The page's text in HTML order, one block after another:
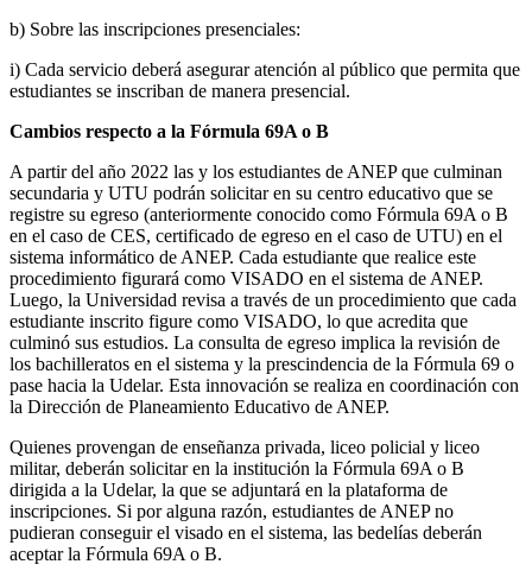
b) Sobre las inscripciones presenciales:
i) Cada servicio deberá asegurar atención al público que permita que
estudiantes se inscriban de manera presencial.
Cambios respecto a la Fórmula 69A o B
A partir del año 2022 las y los estudiantes de ANEP que culminan
secundaria y UTU podrán solicitar en su centro educativo que se
registre su egreso (anteriormente conocido como Fórmula 69A o B
en el caso de CES, certificado de egreso en el caso de UTU) en el
sistema informático de ANEP. Cada estudiante que realice este
procedimiento figurará como VISADO en el sistema de ANEP.
Luego, la Universidad revisa a través de un procedimiento que cada
estudiante inscrito figure como VISADO, lo que acredita que
culminó sus estudios. La consulta de egreso implica la revisión de
los bachilleratos en el sistema y la prescindencia de la Fórmula 69 o
pase hacia la Udelar. Esta innovación se realiza en coordinación con
la Dirección de Planeamiento Educativo de ANEP.
Quienes provengan de enseñanza privada, liceo policial y liceo
militar, deberán solicitar en la institución la Fórmula 69A o B
dirigida a la Udelar, la que se adjuntará en la plataforma de
inscripciones. Si por alguna razón, estudiantes de ANEP no
pudieran conseguir el visado en el sistema, las bedelías deberán
aceptar la Fórmula 69A o B.